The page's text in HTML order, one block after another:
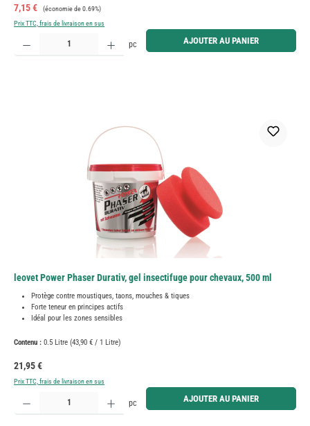
Prix de vente :
7,15 € Prix régulier :
(économie de 0.69%)
Prix TTC, frais de livraison en sus
Quantité de produit : Entrez la quantité souhaitée ou utilisez les boutons pour augmenter ou
pc AJOUTER AU PANIER
leovet Power Phaser Durativ, gel insectifuge pour chevaux, 500 ml
Protège contre moustiques, taons, mouches & tiques
Forte teneur en principes actifs
Idéal pour les zones sensibles
Contenu : 0.5 Litre (43,90 € / 1 Litre)
Prix régulier :
21,95 €
Prix TTC, frais de livraison en sus
Quantité de produit : Entrez la quantité souhaitée ou utilisez les boutons pour augmenter ou
pc AJOUTER AU PANIER